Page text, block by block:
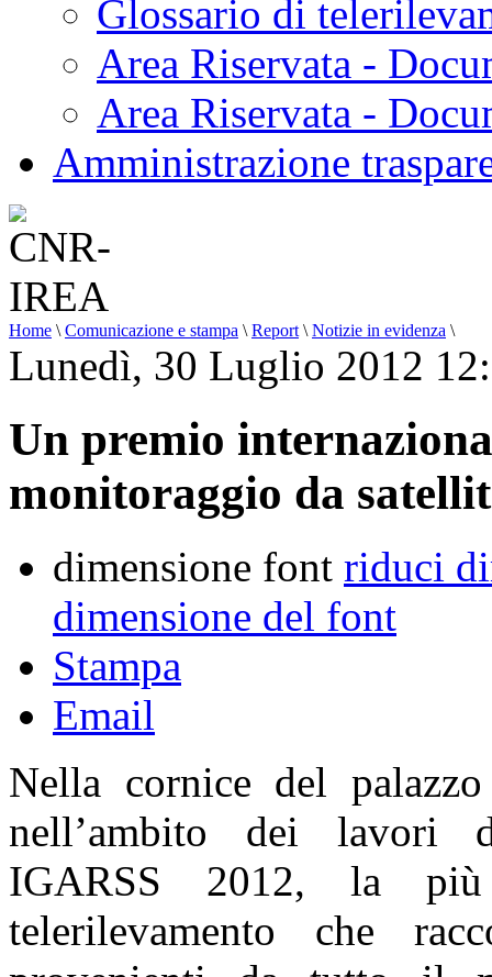
Glossario di
Area Riservata -
Area Riservata -
Amministrazione
Home \ Comunicazione e stampa \ Report \ Notizie in evidenza \
Lunedì, 30 Luglio 2012
Un premio
monitoraggio da
dimensione font riduci
dimensione del font
Stampa
Email
Nella cornice del
nell’ambito dei lavori
IGARSS 2012, la
telerilevamento che